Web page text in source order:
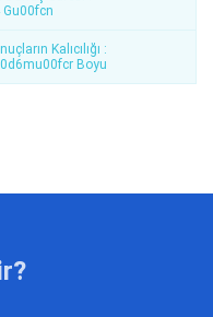
Gu00fcn
Kalıcılığı :
Boyu